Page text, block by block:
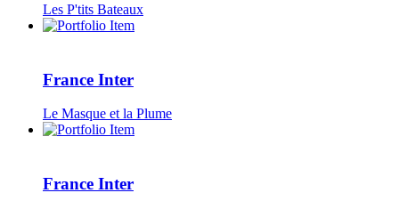
Les P'tits Bateaux
France Inter
Le Masque et la Plume
France Inter